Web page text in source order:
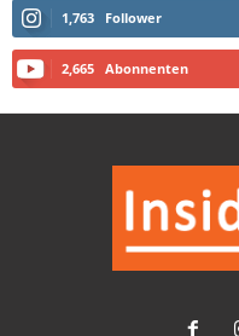
1,763 Follower
2,665 Abonnenten